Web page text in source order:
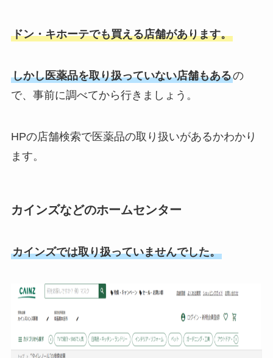
三文判はどこで買える？ホームセ
ンター・ダイソー・ウエルシアな
ドン・キホーテでも買える店舗があります。
しかし医薬品を取り扱っていない店舗もあるの
で、事前に調べてから行きましょう。
HPの店舗検索で医薬品の取り扱いがあるかわかり
ます。
カインズなどのホームセンター
カインズでは取り扱っていませんでした。